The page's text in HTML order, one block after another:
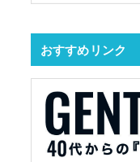
おすすめリンク